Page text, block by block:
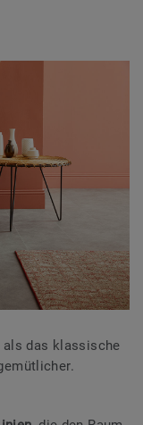
als das klassische